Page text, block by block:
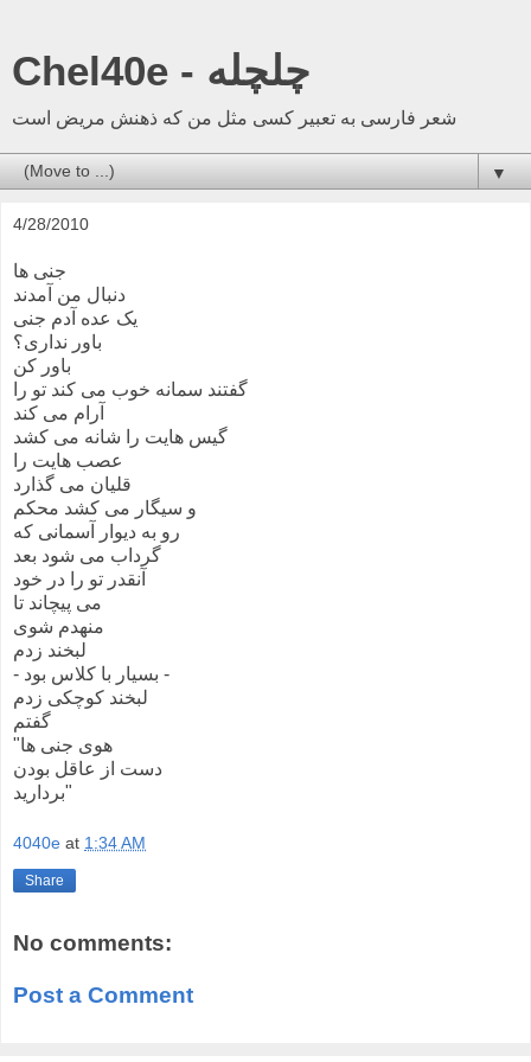
Chel40e - چلچله
شعر فارسی به تعبیر کسی مثل من که ذهنش مریض است
▼
4/28/2010
جنی ها
دنبال من آمدند
یک عده آدم جنی
باور نداری؟
باور کن
گفتند سمانه خوب می کند تو را
آرام می کند
گیس هایت را شانه می کشد
عصب هایت را
قلیان می گذارد
و سیگار می کشد محکم
رو به دیوار آسمانی که
گرداب می شود بعد
آنقدر تو را در خود
می پیچاند تا
منهدم شوی
لبخند زدم
- بسیار با کلاس بود -
لبخند کوچکی زدم
گفتم
"هوی جنی ها
دست از عاقل بودن
بردارید"
4040e at 1:34 AM
Share
No comments:
Post a Comment